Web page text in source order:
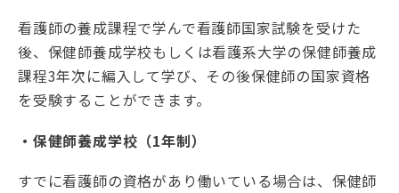
看護師の養成課程で学んで看護師国家試験を受けた
後、保健師養成学校もしくは看護系大学の保健師養成
課程3年次に編入して学び、その後保健師の国家資格
を受験することができます。
・保健師養成学校（1年制）
すでに看護師の資格があり働いている場合は、保健師